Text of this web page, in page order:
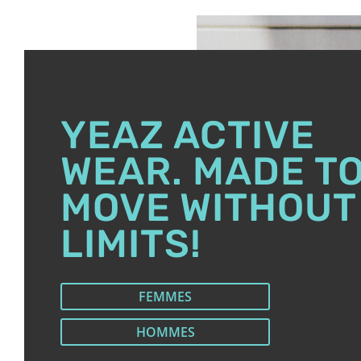
YEAZ ACTIVE
WEAR. MADE
MOVE WITHOUT
LIMITS!
FEMMES
HOMMES